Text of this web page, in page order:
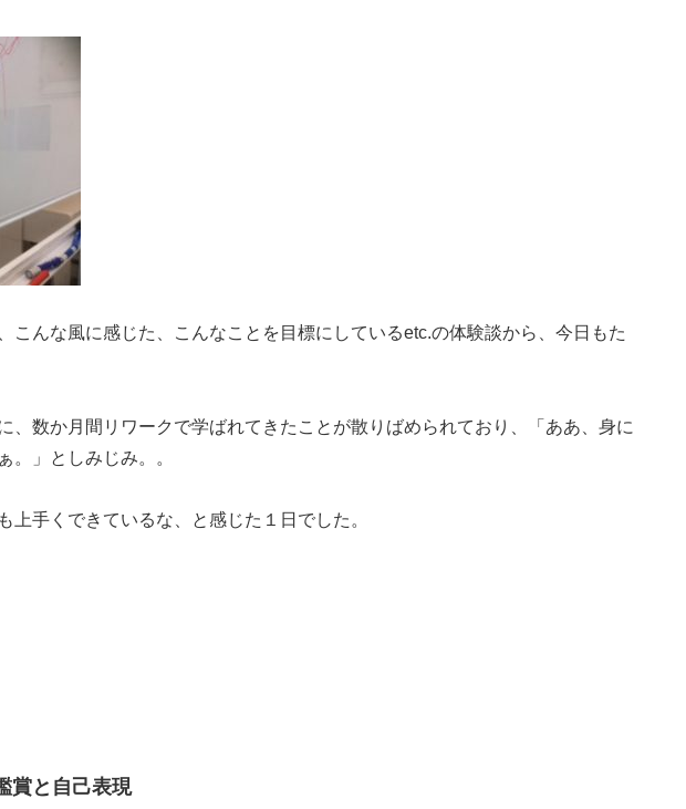
こんな風に感じた、こんなことを目標にしているetc.の体験談から、今日もた
、数か月間リワークで学ばれてきたことが散りばめられており、「ああ、身に
。」としみじみ。。
上手くできているな、と感じた１日でした。
賞と自己表現